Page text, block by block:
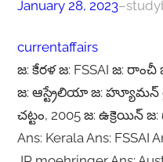
January 28, 2023–
currentaffairs
జ: కేరళ జ: FSSAI జ:
జ: ఆస్ట్రేలియా జ: హ్యూమన్
చట్టం, 2005 జ: ఉక్రెయిన్
Ans: Kerala Ans: FSSAI